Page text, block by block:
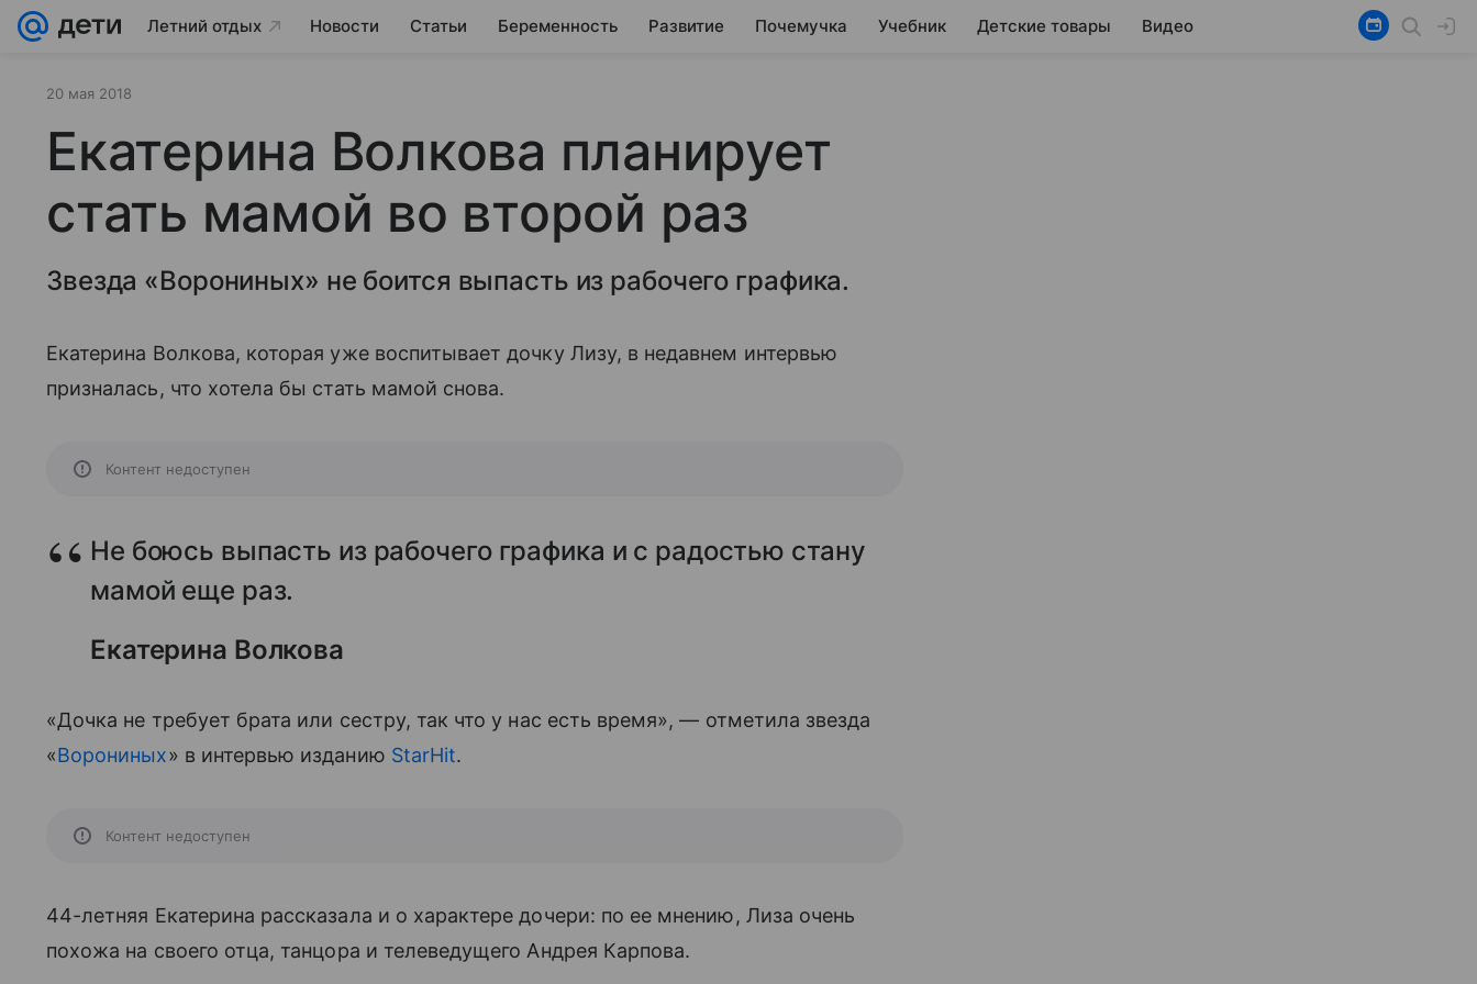
Летний отдых Новости Статьи Беременность Развитие Почемучка Учебник Детские товары Видео
20 мая 2018
Екатерина Волкова планирует
стать мамой во второй раз
Звезда «Ворониных» не боится выпасть из рабочего графика.
Екатерина Волкова, которая уже воспитывает дочку Лизу, в недавнем интервью
призналась, что хотела бы стать мамой снова.
Контент недоступен
Не боюсь выпасть из рабочего графика и с радостью стану
мамой еще раз.
Екатерина Волкова
«Дочка не требует брата или сестру, так что у нас есть время», — отметила звезда
«Ворониных» в интервью изданию StarHit.
Контент недоступен
44-летняя Екатерина рассказала и о характере дочери: по ее мнению, Лиза очень
похожа на своего отца, танцора и телеведущего Андрея Карпова.